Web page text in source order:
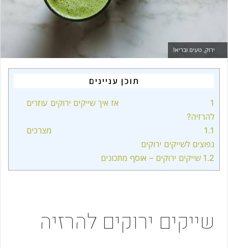
ירוק, טעים ובריא!
תוכן עניינים
1 אז איך שייקים ירוקים עוזרים
להרזיה?
1.1 מצרכים
נפוצים לשייקים ירוקים
1.2 שייקים ירוקים – אוסף מתכונים
שייקים ירוקים להרזיה